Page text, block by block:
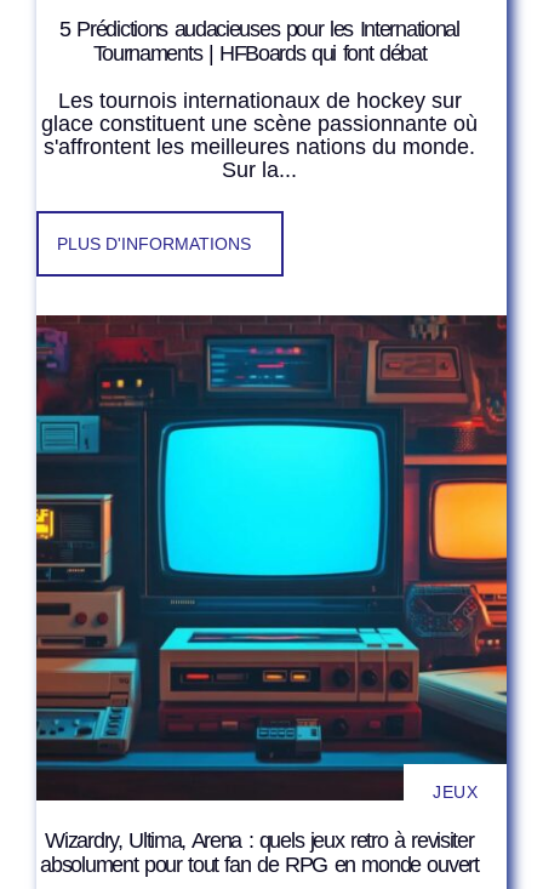
5 Prédictions audacieuses pour les International
Tournaments | HFBoards qui font débat
Les tournois internationaux de hockey sur
glace constituent une scène passionnante où
s'affrontent les meilleures nations du monde.
Sur la...
PLUS D'INFORMATIONS
JEUX
Wizardry, Ultima, Arena : quels jeux retro à revisiter
absolument pour tout fan de RPG en monde ouvert